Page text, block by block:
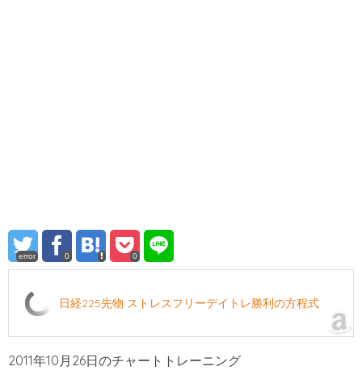
error 0 0
日経225先物 ストレスフリーデイトレ勝利の方程式
2011年10月26日のチャートトレーニング